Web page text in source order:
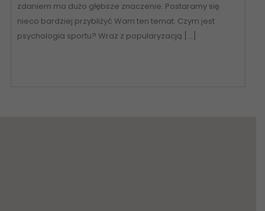
zdaniem ma dużo głębsze znaczenie. Postaramy się
nieco bardziej przybliżyć Wam ten temat. Czym jest
psychologia sportu? Wraz z popularyzacją […]